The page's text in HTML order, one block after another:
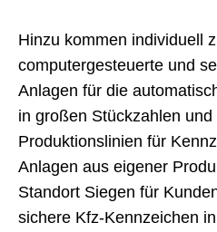
Hinzu kommen individuell
computergesteuerte und
Anlagen für die
in großen Stückzahlen
Produktionslinien für
Anlagen aus eigener
Standort Siegen für
sichere Kfz-Kennzeichen